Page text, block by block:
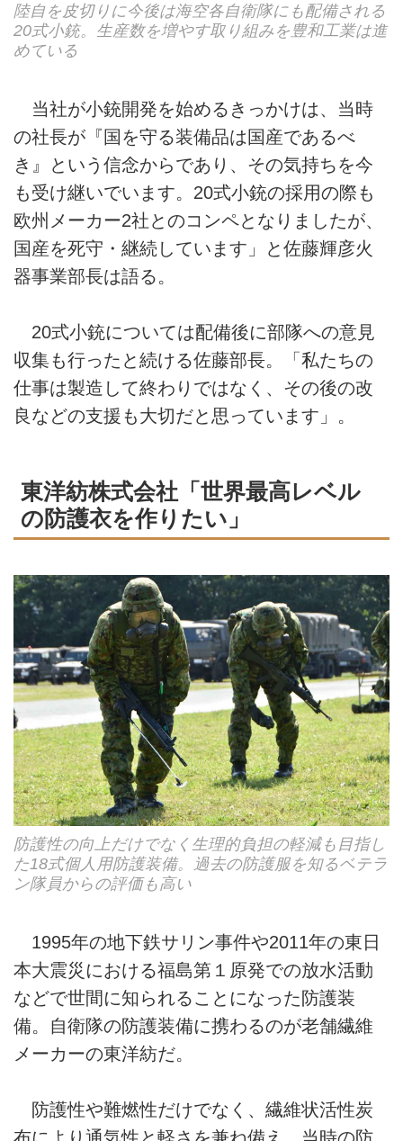
陸自を皮切りに今後は海空各自衛隊にも配備される
20式小銃。生産数を増やす取り組みを豊和工業は進
めている
当社が小銃開発を始めるきっかけは、当時
の社長が『国を守る装備品は国産であるべ
き』という信念からであり、その気持ちを今
も受け継いでいます。20式小銃の採用の際も
欧州メーカー2社とのコンペとなりましたが、
国産を死守・継続しています」と佐藤輝彦火
器事業部長は語る。
20式小銃については配備後に部隊への意見
収集も行ったと続ける佐藤部長。「私たちの
仕事は製造して終わりではなく、その後の改
良などの支援も大切だと思っています」。
東洋紡株式会社「世界最高レベル
の防護衣を作りたい」
防護性の向上だけでなく生理的負担の軽減も目指し
た18式個人用防護装備。過去の防護服を知るベテラ
ン隊員からの評価も高い
1995年の地下鉄サリン事件や2011年の東日
本大震災における福島第１原発での放水活動
などで世間に知られることになった防護装
備。自衛隊の防護装備に携わるのが老舗繊維
メーカーの東洋紡だ。
防護性や難燃性だけでなく、繊維状活性炭